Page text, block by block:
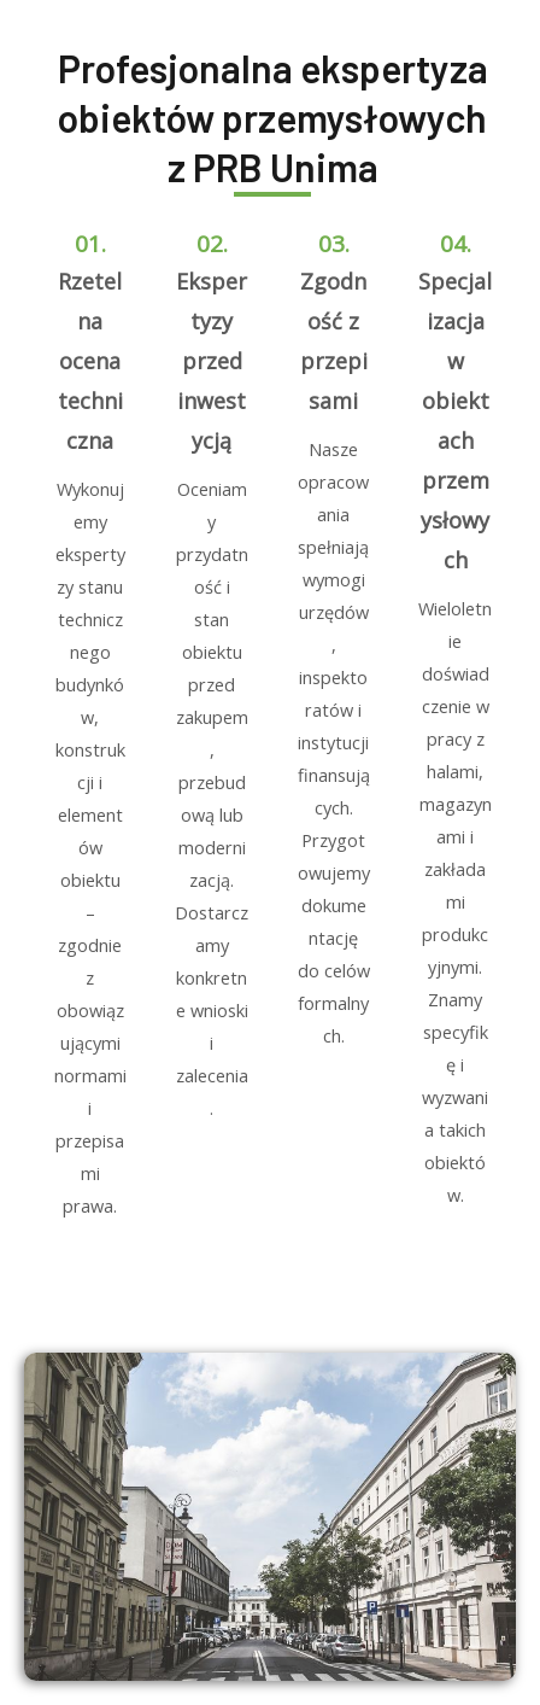
Profesjonalna ekspertyza
obiektów przemysłowych
z PRB Unima
01.
Rzetel
na
ocena
techni
czna
Wykonuj
emy
eksperty
zy stanu
technicz
nego
budynkó
w,
konstruk
cji i
element
ów
obiektu
–
zgodnie
z
obowiąz
ującymi
normami
i
przepisa
mi
prawa.
02.
Eksper
tyzy
przed
inwest
ycją
Oceniam
y
przydatn
ość i
stan
obiektu
przed
zakupem
,
przebud
ową lub
moderni
zacją.
Dostarcz
amy
konkretn
e wnioski
i
zalecenia
.
03.
Zgodn
ość z
przepi
sami
Nasze
opracow
ania
spełniają
wymogi
urzędów
,
inspekto
ratów i
instytucji
finansują
cych.
Przygot
owujemy
dokume
ntację
do celów
formalny
ch.
04.
Specjal
izacja
w
obiekt
ach
przem
ysłowy
ch
Wieloletn
ie
doświad
czenie w
pracy z
halami,
magazyn
ami i
zakłada
mi
produkc
yjnymi.
Znamy
specyfik
ę i
wyzwani
a takich
obiektó
w.